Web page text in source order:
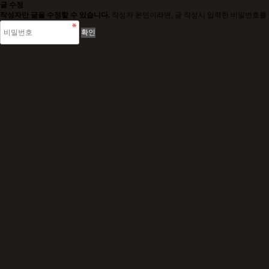
글 수정
작성자만 글을 수정할 수 있습니다. 작성자 본인이라면, 글 작성시 입력한 비밀번호